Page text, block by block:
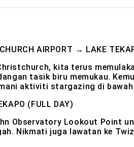
AIRPORT → LAKE
kita terus
tasik biru memukau.
aktiviti stargazing di
(FULL DAY)
Observatory Lookout Point
Nikmati juga lawatan ke